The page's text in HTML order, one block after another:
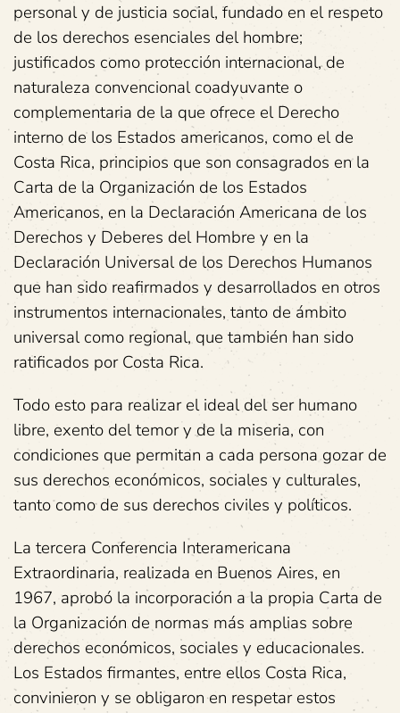
personal y de justicia social, fundado en el respeto
de los derechos esenciales del hombre;
justificados como protección internacional, de
naturaleza convencional coadyuvante o
complementaria de la que ofrece el Derecho
interno de los Estados americanos, como el de
Costa Rica, principios que son consagrados en la
Carta de la Organización de los Estados
Americanos, en la Declaración Americana de los
Derechos y Deberes del Hombre y en la
Declaración Universal de los Derechos Humanos
que han sido reafirmados y desarrollados en otros
instrumentos internacionales, tanto de ámbito
universal como regional, que también han sido
ratificados por Costa Rica.
Todo esto para realizar el ideal del ser humano
libre, exento del temor y de la miseria, con
condiciones que permitan a cada persona gozar de
sus derechos económicos, sociales y culturales,
tanto como de sus derechos civiles y políticos.
La tercera Conferencia Interamericana
Extraordinaria, realizada en Buenos Aires, en
1967, aprobó la incorporación a la propia Carta de
la Organización de normas más amplias sobre
derechos económicos, sociales y educacionales.
Los Estados firmantes, entre ellos Costa Rica,
convinieron y se obligaron en respetar estos